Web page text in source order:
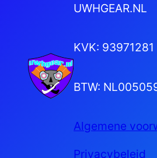
UWHGEAR.NL
KVK: 93971281
BTW:
Algemene
Privacybeleid